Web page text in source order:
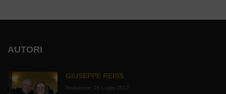
AUTORI
GIUSEPPE REISS
Redazione 28 Luglio 2017